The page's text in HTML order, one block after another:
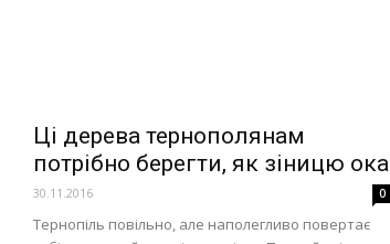
Ці дерева тернополянам
потрібно берегти, як зіницю ока
30.11.2016 0
Тернопіль повільно, але наполегливо повертає